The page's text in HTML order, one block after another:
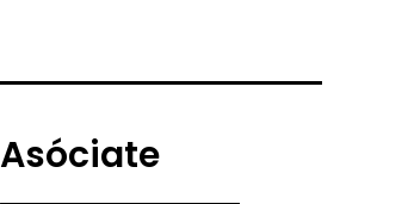
Asóciate